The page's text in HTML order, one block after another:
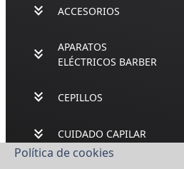
keyboard_double_arrow_down ACCESORIOS
keyboard_double_arrow_down
APARATOS
ELÉCTRICOS BARBER
keyboard_double_arrow_down CEPILLOS
keyboard_double_arrow_down CUIDADO CAPILAR
Política de cookies